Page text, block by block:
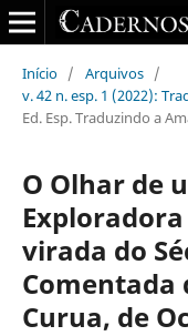
Início / Arquivos /
v. 42 n. esp. 1 (2022):
Ed. Esp. Traduzindo a
O Olhar de
virada do
Comentada
Curua, de